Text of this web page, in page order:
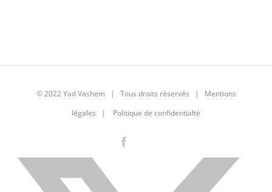
© 2022 Yad Vashem | Tous droits réservés | Mentions
légales | Politique de confidentialté
X